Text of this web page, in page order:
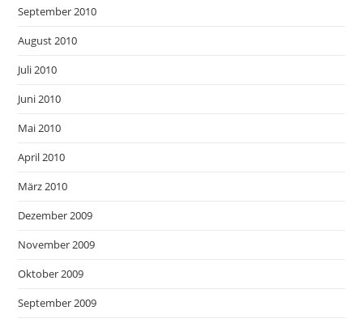
September 2010
August 2010
Juli 2010
Juni 2010
Mai 2010
April 2010
März 2010
Dezember 2009
November 2009
Oktober 2009
September 2009